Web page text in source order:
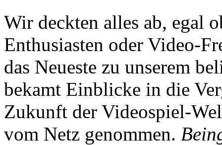
Wir deckten alles ab, egal
Enthusiasten oder Video-
das Neueste zu unserem
bekamt Einblicke in die
Zukunft der Videospiel-
vom Netz genommen.